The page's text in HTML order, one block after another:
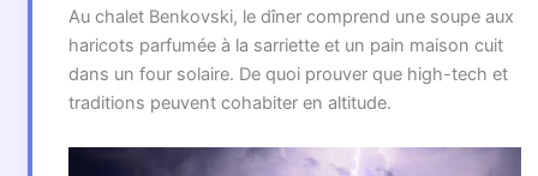
Au chalet Benkovski, le dîner comprend une soupe aux
haricots parfumée à la sarriette et un pain maison cuit
dans un four solaire. De quoi prouver que high-tech et
traditions peuvent cohabiter en altitude.